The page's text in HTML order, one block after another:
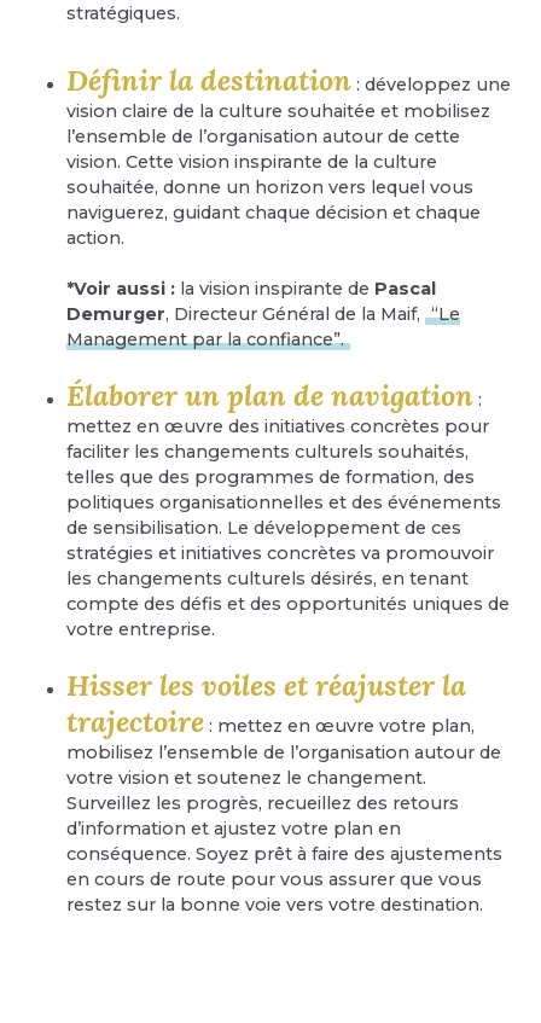
stratégiques.
Définir la destination : développez une
vision claire de la culture souhaitée et mobilisez
l’ensemble de l’organisation autour de cette
vision. Cette vision inspirante de la culture
souhaitée, donne un horizon vers lequel vous
naviguerez, guidant chaque décision et chaque
action.
*Voir aussi : la vision inspirante de Pascal
Demurger, Directeur Général de la Maif, “Le
Management par la confiance”.
Élaborer un plan de navigation :
mettez en œuvre des initiatives concrètes pour
faciliter les changements culturels souhaités,
telles que des programmes de formation, des
politiques organisationnelles et des événements
de sensibilisation. Le développement de ces
stratégies et initiatives concrètes va promouvoir
les changements culturels désirés, en tenant
compte des défis et des opportunités uniques de
votre entreprise.
Hisser les voiles et réajuster la
trajectoire : mettez en œuvre votre plan,
mobilisez l’ensemble de l’organisation autour de
votre vision et soutenez le changement.
Surveillez les progrès, recueillez des retours
d’information et ajustez votre plan en
conséquence. Soyez prêt à faire des ajustements
en cours de route pour vous assurer que vous
restez sur la bonne voie vers votre destination.